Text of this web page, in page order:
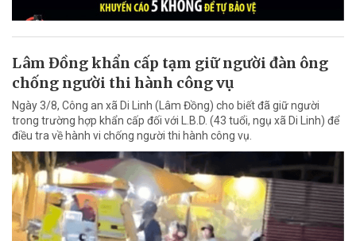
Lâm Đồng khẩn cấp tạm giữ người đàn ông
chống người thi hành công vụ
Ngày 3/8, Công an xã Di Linh (Lâm Đồng) cho biết đã giữ người
trong trường hợp khẩn cấp đối với L.B.D. (43 tuổi, ngụ xã Di Linh) để
điều tra về hành vi chống người thi hành công vụ.